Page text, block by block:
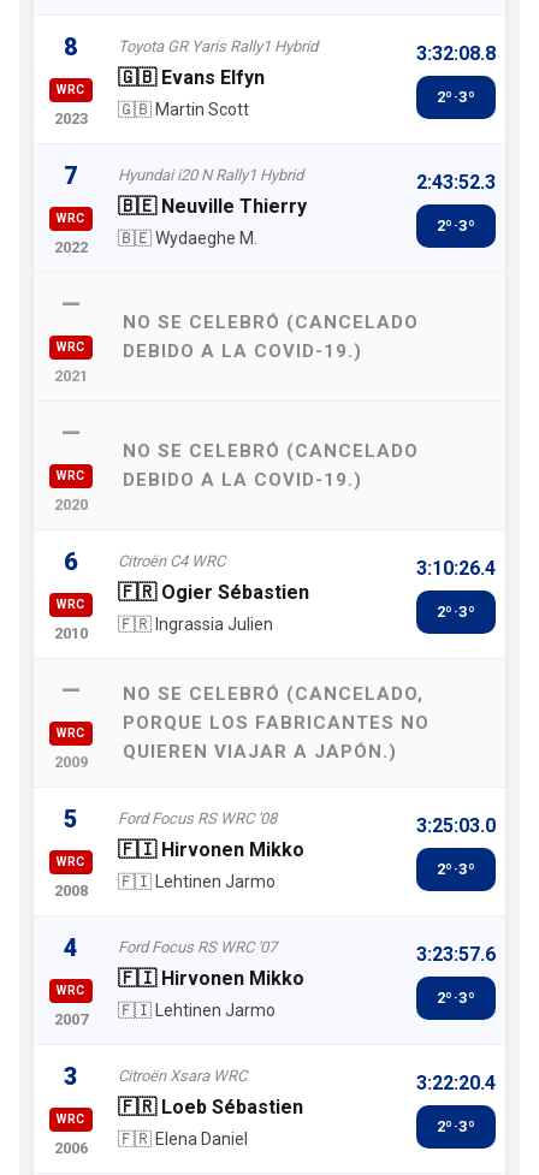
8
WRC
2023
Toyota GR Yaris Rally1 Hybrid
🇬🇧 Evans Elfyn
🇬🇧 Martin Scott
3:32:08.8
2º·3º
7
WRC
2022
Hyundai i20 N Rally1 Hybrid
🇧🇪 Neuville Thierry
🇧🇪 Wydaeghe M.
2:43:52.3
2º·3º
—
WRC
2021
NO SE CELEBRÓ (CANCELADO
DEBIDO A LA COVID-19.)
—
WRC
2020
NO SE CELEBRÓ (CANCELADO
DEBIDO A LA COVID-19.)
6
WRC
2010
Citroën C4 WRC
🇫🇷 Ogier Sébastien
🇫🇷 Ingrassia Julien
3:10:26.4
2º·3º
—
WRC
2009
NO SE CELEBRÓ (CANCELADO,
PORQUE LOS FABRICANTES NO
QUIEREN VIAJAR A JAPÓN.)
5
WRC
2008
Ford Focus RS WRC '08
🇫🇮 Hirvonen Mikko
🇫🇮 Lehtinen Jarmo
3:25:03.0
2º·3º
4
WRC
2007
Ford Focus RS WRC '07
🇫🇮 Hirvonen Mikko
🇫🇮 Lehtinen Jarmo
3:23:57.6
2º·3º
3
WRC
2006
Citroën Xsara WRC
🇫🇷 Loeb Sébastien
🇫🇷 Elena Daniel
3:22:20.4
2º·3º